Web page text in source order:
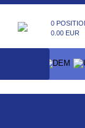
0
0.00 EUR